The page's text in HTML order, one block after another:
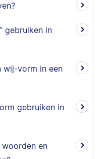
gebruiken in
wij-vorm in een
gebruiken in
en